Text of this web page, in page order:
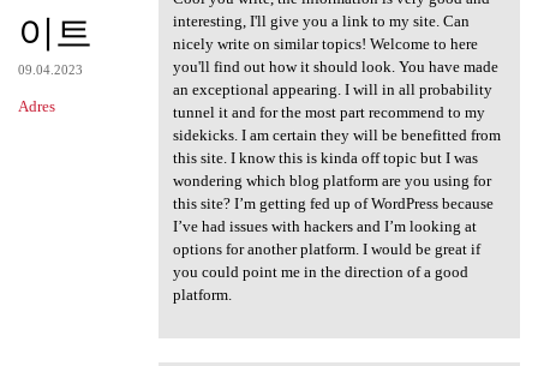
이트
09.04.2023
Adres
interesting, I'll give you a link to my site. Can
nicely write on similar topics! Welcome to here
you'll find out how it should look. You have made
an exceptional appearing. I will in all probability
tunnel it and for the most part recommend to my
sidekicks. I am certain they will be benefitted from
this site. I know this is kinda off topic but I was
wondering which blog platform are you using for
this site? I’m getting fed up of WordPress because
I’ve had issues with hackers and I’m looking at
options for another platform. I would be great if
you could point me in the direction of a good
platform.